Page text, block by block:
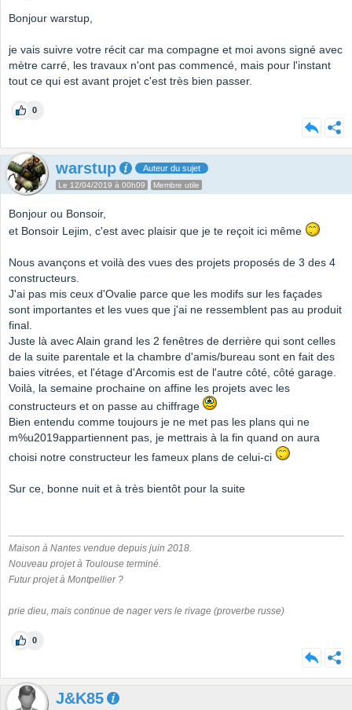
Bonjour warstup,
je vais suivre votre récit car ma compagne et moi avons signé avec
mètre carré, les travaux n'ont pas commencé, mais pour l'instant
tout ce qui est avant projet c'est très bien passer.
0
warstup Auteur du sujet
Le 12/04/2019 à 00h09 Membre utile
Bonjour ou Bonsoir,
et Bonsoir Lejim, c'est avec plaisir que je te reçoit ici même
Nous avançons et voilà des vues des projets proposés de 3 des 4
constructeurs.
J'ai pas mis ceux d'Ovalie parce que les modifs sur les façades
sont importantes et les vues que j'ai ne ressemblent pas au produit
final.
Juste là avec Alain grand les 2 fenêtres de derrière qui sont celles
de la suite parentale et la chambre d'amis/bureau sont en fait des
baies vitrées, et l'étage d'Arcomis est de l'autre côté, côté garage.
Voilà, la semaine prochaine on affine les projets avec les
constructeurs et on passe au chiffrage
Bien entendu comme toujours je ne met pas les plans qui ne
m%u2019appartiennent pas, je mettrais à la fin quand on aura
choisi notre constructeur les fameux plans de celui-ci
Sur ce, bonne nuit et à très bientôt pour la suite
Maison à Nantes vendue depuis juin 2018.
Nouveau projet à Toulouse terminé.
Futur projet à Montpellier ?
prie dieu, mais continue de nager vers le rivage (proverbe russe)
0
J&K85